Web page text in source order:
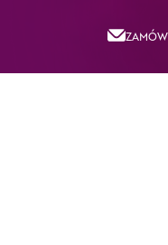
ZAMÓW